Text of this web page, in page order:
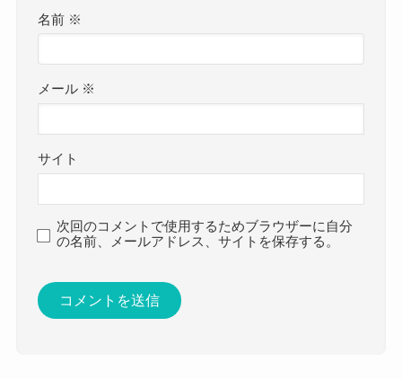
名前 ※
メール ※
サイト
次回のコメントで使用するためブラウザーに自分
の名前、メールアドレス、サイトを保存する。